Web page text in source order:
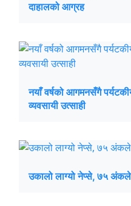
दाहालको आग्रह
नयाँ वर्षको आगमनसँगै
व्यवसायी उत्साही
उकालो लाग्यो नेप्से, ७५